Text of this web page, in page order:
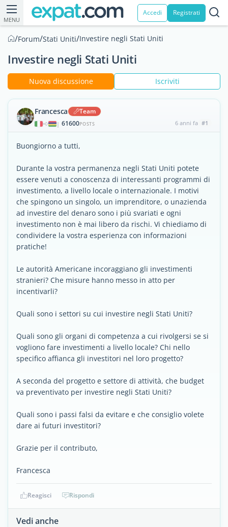
MENU
Accedi Registrati
/Forum/Stati Uniti/Investire negli Stati Uniti
Investire negli Stati Uniti
Nuova discussione Iscriviti
Francesca Team
| 61600POSTS 6 anni fa #1
Buongiorno a tutti,
Durante la vostra permanenza negli Stati Uniti potete
essere venuti a conoscenza di interessanti programmi di
investimento, a livello locale o internazionale. I motivi
che spingono un singolo, un imprenditore, o unazienda
ad investire del denaro sono i più svariati e ogni
investimento non è mai libero da rischi. Vi chiediamo di
condividere la vostra esperienza con informazioni
pratiche!
Le autorità Americane incoraggiano gli investimenti
stranieri? Che misure hanno messo in atto per
incentivarli?
Quali sono i settori su cui investire negli Stati Uniti?
Quali sono gli organi di competenza a cui rivolgersi se si
vogliono fare investimenti a livello locale? Chi nello
specifico affianca gli investitori nel loro progetto?
A seconda del progetto e settore di attività, che budget
va preventivato per investire negli Stati Uniti?
Quali sono i passi falsi da evitare e che consiglio volete
dare ai futuri investitori?
Grazie per il contributo,
Francesca
Reagisci Rispondi
Vedi anche